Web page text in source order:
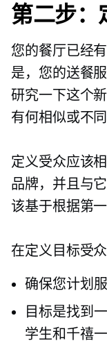
第二步：
您的餐厅已经
是，您的送餐
研究一下这个
有何相似或不同
定义受众应该
品牌，并且与
该基于根据第
在定义目标受
确保您计划
目标是找到
学生和千禧